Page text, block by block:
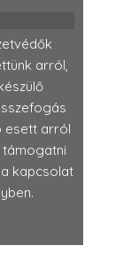
arról,
esett arról
kapcsolat